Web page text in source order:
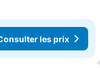
les prix